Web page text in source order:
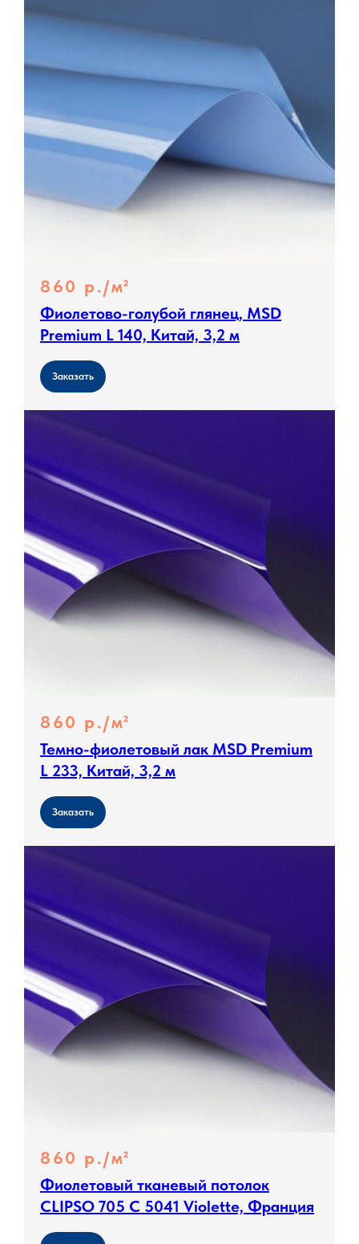
860 р./м²
Фиолетово-голубой глянец, MSD
Premium L 140, Китай, 3,2 м
Заказать
860 р./м²
Темно-фиолетовый лак MSD Premium
L 233, Китай, 3,2 м
Заказать
860 р./м²
Фиолетовый тканевый потолок
CLIPSO 705 C 5041 Violette, Франция